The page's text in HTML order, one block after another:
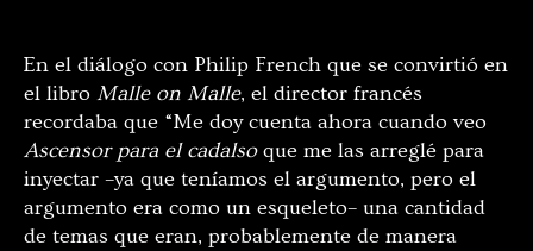
En el diálogo con Philip French que se convirtió en
el libro Malle on Malle, el director francés
recordaba que “Me doy cuenta ahora cuando veo
Ascensor para el cadalsoque me las arreglé para
inyectar –ya que teníamos el argumento, pero el
argumento era como un esqueleto– una cantidad
de temas que eran, probablemente de manera